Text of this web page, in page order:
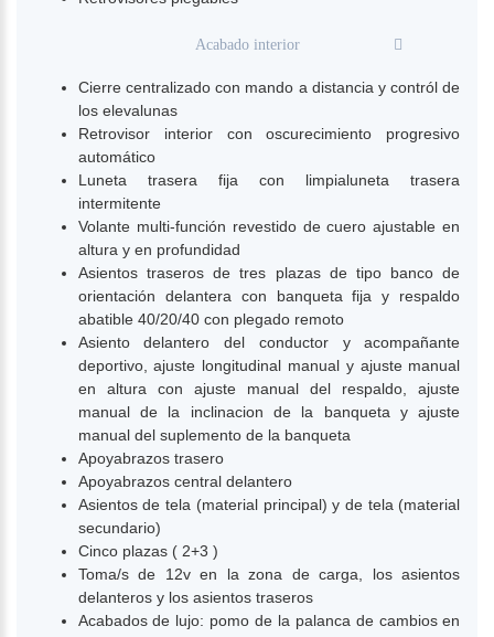
Acabado interior
Cierre centralizado con mando a distancia y contról de
los elevalunas
Retrovisor interior con oscurecimiento progresivo
automático
Luneta trasera fija con limpialuneta trasera
intermitente
Volante multi-función revestido de cuero ajustable en
altura y en profundidad
Asientos traseros de tres plazas de tipo banco de
orientación delantera con banqueta fija y respaldo
abatible 40/20/40 con plegado remoto
Asiento delantero del conductor y acompañante
deportivo, ajuste longitudinal manual y ajuste manual
en altura con ajuste manual del respaldo, ajuste
manual de la inclinacion de la banqueta y ajuste
manual del suplemento de la banqueta
Apoyabrazos trasero
Apoyabrazos central delantero
Asientos de tela (material principal) y de tela (material
secundario)
Cinco plazas ( 2+3 )
Toma/s de 12v en la zona de carga, los asientos
delanteros y los asientos traseros
Acabados de lujo: pomo de la palanca de cambios en